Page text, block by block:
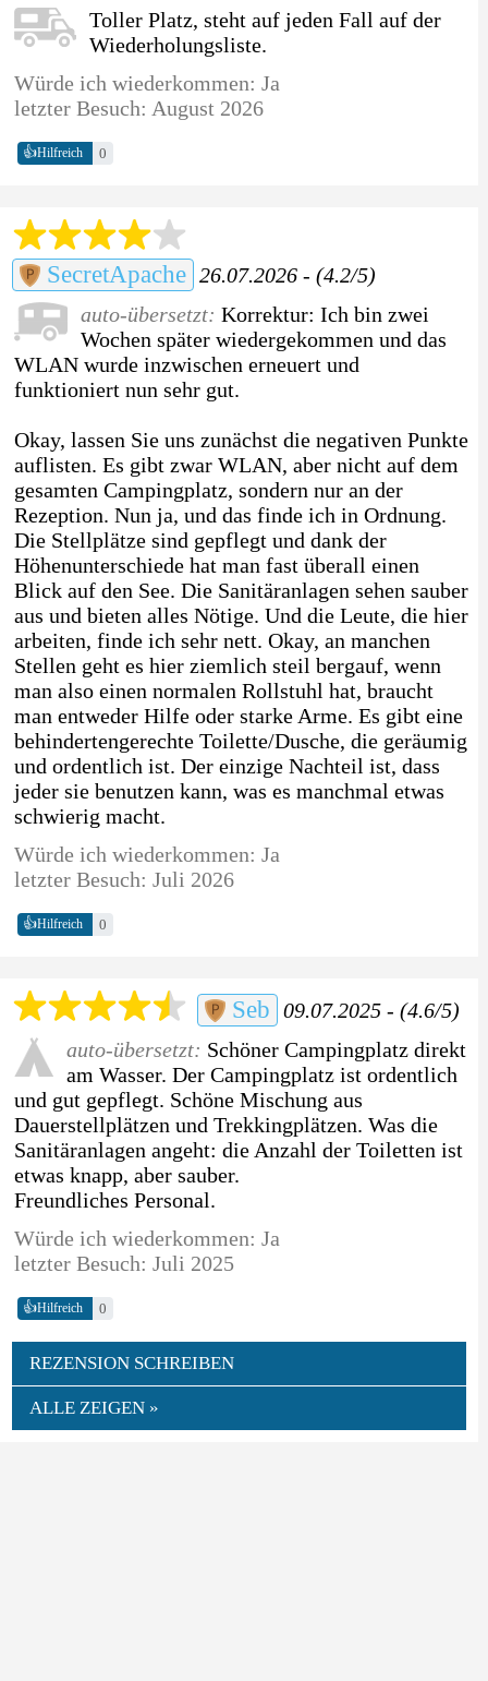
Toller Platz, steht auf jeden Fall auf der
Wiederholungsliste.
Würde ich wiederkommen: Ja
letzter Besuch: August 2026
👍Hilfreich 0
SecretApache 26.07.2026 - (4.2/5)
auto-übersetzt: Korrektur: Ich bin zwei
Wochen später wiedergekommen und das
WLAN wurde inzwischen erneuert und
funktioniert nun sehr gut.
Okay, lassen Sie uns zunächst die negativen Punkte
auflisten. Es gibt zwar WLAN, aber nicht auf dem
gesamten Campingplatz, sondern nur an der
Rezeption. Nun ja, und das finde ich in Ordnung.
Die Stellplätze sind gepflegt und dank der
Höhenunterschiede hat man fast überall einen
Blick auf den See. Die Sanitäranlagen sehen sauber
aus und bieten alles Nötige. Und die Leute, die hier
arbeiten, finde ich sehr nett. Okay, an manchen
Stellen geht es hier ziemlich steil bergauf, wenn
man also einen normalen Rollstuhl hat, braucht
man entweder Hilfe oder starke Arme. Es gibt eine
behindertengerechte Toilette/Dusche, die geräumig
und ordentlich ist. Der einzige Nachteil ist, dass
jeder sie benutzen kann, was es manchmal etwas
schwierig macht.
Würde ich wiederkommen: Ja
letzter Besuch: Juli 2026
👍Hilfreich 0
Seb 09.07.2025 - (4.6/5)
auto-übersetzt: Schöner Campingplatz direkt
am Wasser. Der Campingplatz ist ordentlich
und gut gepflegt. Schöne Mischung aus
Dauerstellplätzen und Trekkingplätzen. Was die
Sanitäranlagen angeht: die Anzahl der Toiletten ist
etwas knapp, aber sauber.
Freundliches Personal.
Würde ich wiederkommen: Ja
letzter Besuch: Juli 2025
👍Hilfreich 0
REZENSION SCHREIBEN
ALLE ZEIGEN »